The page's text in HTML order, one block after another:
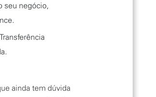
seu negócio,
ainda tem dúvida